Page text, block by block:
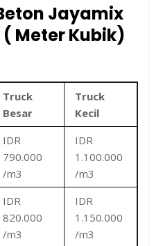
Jayamix
( Meter Kubik)
Truck
Besar
Truck
Kecil
IDR
790.000
/m3
IDR
1.100.000
/m3
IDR
820.000
/m3
IDR
1.150.000
/m3